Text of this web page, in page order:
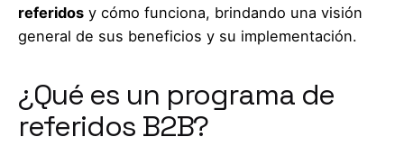
referidos y cómo funciona, brindando una visión
general de sus beneficios y su implementación.
¿Qué es un programa de
referidos B2B?